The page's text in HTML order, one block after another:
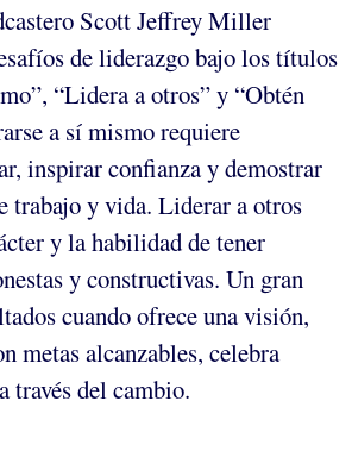
Scott Jeffrey Miller
de liderazgo bajo los títulos
“Lidera a otros” y “Obtén
a sí mismo requiere
inspirar confianza y demostrar
trabajo y vida. Liderar a otros
y la habilidad de tener
y constructivas. Un gran
cuando ofrece una visión,
metas alcanzables, celebra
través del cambio.